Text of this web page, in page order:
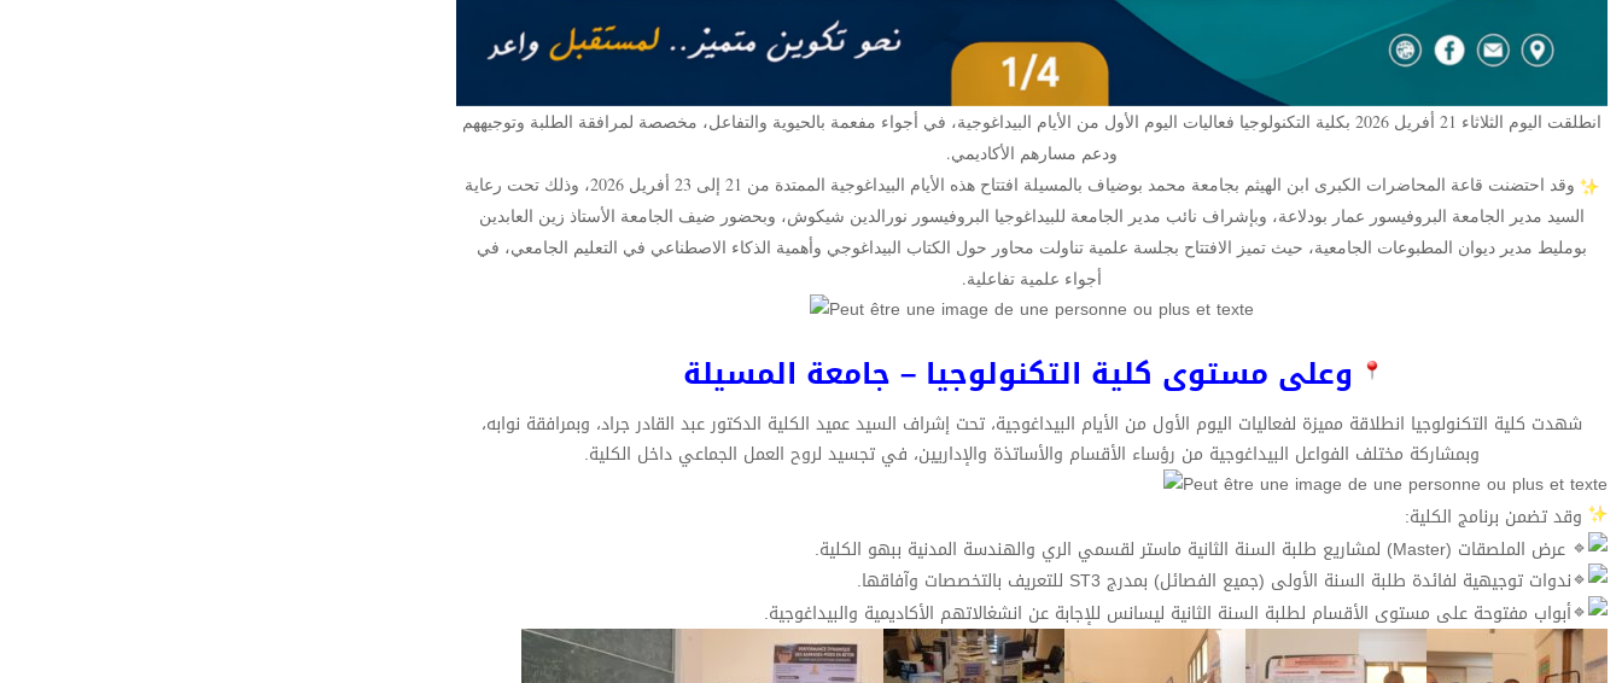
انطلقت اليوم الثلاثاء 21 أفريل 2026 بكلية التكنولوجيا فعاليات اليوم الأول من الأيام البيداغوجية، في أجواء مفعمة بالحيوية والتفاعل، مخصصة لمرافقة الطلبة وتوجيههم
ودعم مسارهم الأكاديمي.
وقد احتضنت قاعة المحاضرات الكبرى ابن الهيثم بجامعة محمد بوضياف بالمسيلة افتتاح هذه الأيام البيداغوجية الممتدة من 21 إلى 23 أفريل 2026، وذلك تحت رعاية
السيد مدير الجامعة البروفيسور عمار بودلاعة، وبإشراف نائب مدير الجامعة للبيداغوجيا البروفيسور نورالدين شيكوش، وبحضور ضيف الجامعة الأستاذ زين العابدين
بومليط مدير ديوان المطبوعات الجامعية، حيث تميز الافتتاح بجلسة علمية تناولت محاور حول الكتاب البيداغوجي وأهمية الذكاء الاصطناعي في التعليم الجامعي، في
أجواء علمية تفاعلية.
وعلى مستوى كلية التكنولوجيا – جامعة المسيلة
شهدت كلية التكنولوجيا انطلاقة مميزة لفعاليات اليوم الأول من الأيام البيداغوجية، تحت إشراف السيد عميد الكلية الدكتور عبد القادر جراد، وبمرافقة نوابه،
وبمشاركة مختلف الفواعل البيداغوجية من رؤساء الأقسام والأساتذة والإداريين، في تجسيد لروح العمل الجماعي داخل الكلية.
وقد تضمن برنامج الكلية:
عرض الملصقات (Master) لمشاريع طلبة السنة الثانية ماستر لقسمي الري والهندسة المدنية ببهو الكلية.
ندوات توجيهية لفائدة طلبة السنة الأولى (جميع الفصائل) بمدرج ST3 للتعريف بالتخصصات وآفاقها.
أبواب مفتوحة على مستوى الأقسام لطلبة السنة الثانية ليسانس للإجابة عن انشغالاتهم الأكاديمية والبيداغوجية.